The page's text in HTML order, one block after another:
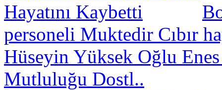
personeli Muktedir Cıbır
Hüseyin Yüksek Oğlu
Mutluluğu Dostl..